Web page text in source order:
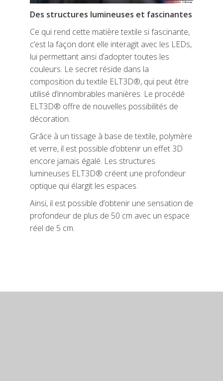
Des structures lumineuses et fascinantes
Ce qui rend cette matière textile si fascinante,
c’est la façon dont elle interagit avec les LEDs,
lui permettant ainsi d’adopter toutes les
couleurs. Le secret réside dans la
composition du textile ELT3D®, qui peut être
utilisé d’innombrables manières. Le procédé
ELT3D® offre de nouvelles possibilités de
décoration.
Grâce à un tissage à base de textile, polymère
et verre, il est possible d’obtenir un effet 3D
encore jamais égalé. Les structures
lumineuses ELT3D® créent une profondeur
optique qui élargit les espaces.
Ainsi, il est possible d’obtenir une sensation de
profondeur de plus de 50 cm avec un espace
réel de 5 cm.